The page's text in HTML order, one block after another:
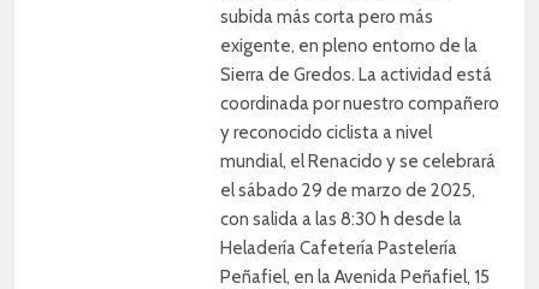
subida más corta pero más
exigente, en pleno entorno de la
Sierra de Gredos. La actividad está
coordinada por nuestro compañero
y reconocido ciclista a nivel
mundial, el Renacido y se celebrará
el sábado 29 de marzo de 2025,
con salida a las 8:30 h desde la
Heladería Cafetería Pastelería
Peñafiel, en la Avenida Peñafiel, 15